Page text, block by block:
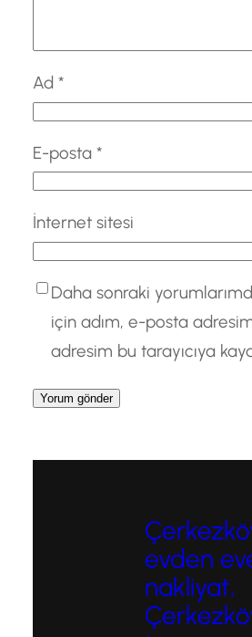
Ad *
E-posta *
İnternet sitesi
Daha sonraki
için adım, e-posta
adresim bu tarayıcıya
evden
nakliyat,